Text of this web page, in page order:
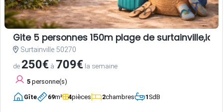
Gite 5 personnes 150m plage de
Surtainville 50270
de 250€ à 709€ la semaine
5 personne(s)
Gîte 69m² 4pièces 2chambres 1SdB